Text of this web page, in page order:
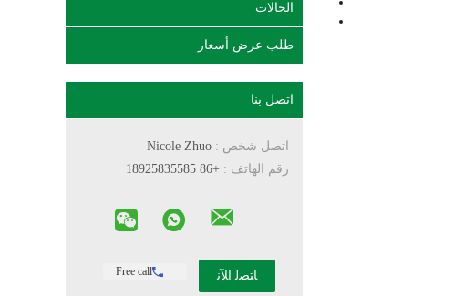
الحالات
طلب عرض أسعار
اتصل بنا
اتصل شخص :
رقم الهاتف : +86 18925835585
Free call